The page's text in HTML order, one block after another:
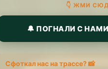
👇 ЖМИ
🔔 ПОГНАЛИ С НАМИ
Сфоткал нас на трассе? 📸